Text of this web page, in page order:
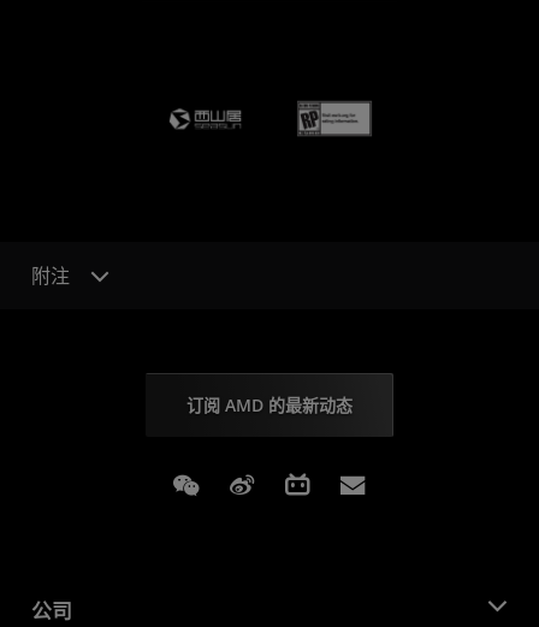
附注
订阅 AMD 的最新动态
Weixin Weibo Bilibili
公司